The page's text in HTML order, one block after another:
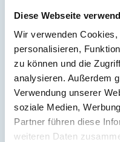
Diese Webseite
Wir verwenden
personalisieren,
zu können und die
analysieren. Außerdem
Verwendung unserer
soziale Medien,
Partner führen diese
weiteren Daten
Freier Kommentar an
Kopie der Nachricht